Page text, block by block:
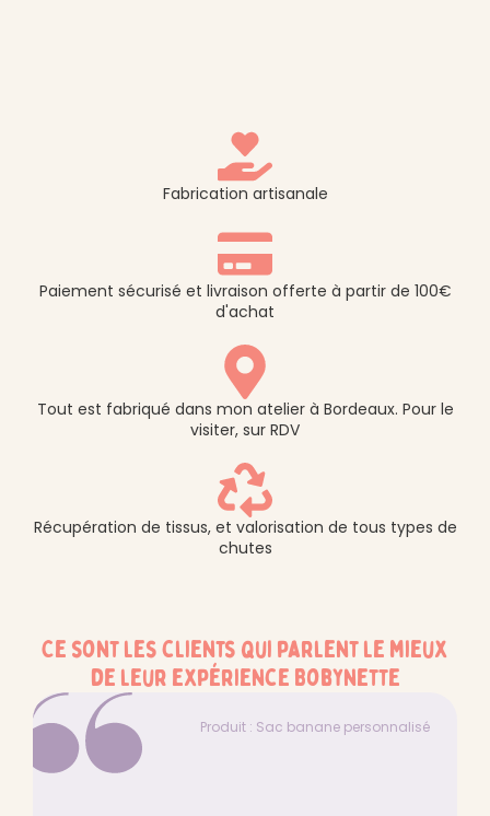
Fabrication artisanale
Paiement sécurisé et livraison offerte à partir de 100€
d'achat
Tout est fabriqué dans mon atelier à Bordeaux. Pour le
visiter, sur RDV
Récupération de tissus, et valorisation de tous types de
chutes
Ce sont les clients qui parlent le mieux
de leur expérience Bobynette
Produit : Sac banane personnalisé